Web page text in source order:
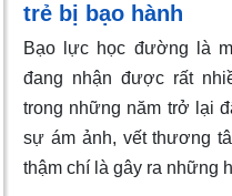
trẻ bị bạo hành
Bạo lực học đường là
đang nhận được rất
trong những năm trở lại
sự ám ảnh, vết thương
thậm chí là gây ra những